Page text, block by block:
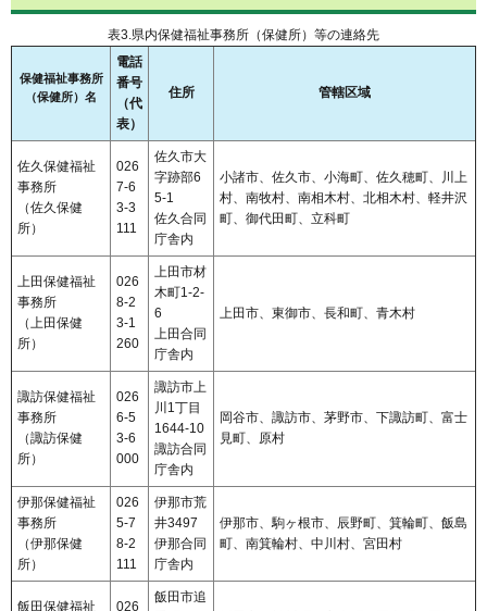
表3.県内保健福祉事務所（保健所）等の連絡先
保健福祉事務所
（保健所）名
電話
番号
（代
表）
住所 管轄区域
佐久保健福祉
事務所
（佐久保健
所）
026
7-6
3-3
111
佐久市大
字跡部6
5-1
佐久合同
庁舎内
小諸市、佐久市、小海町、佐久穂町、川上
村、南牧村、南相木村、北相木村、軽井沢
町、御代田町、立科町
上田保健福祉
事務所
（上田保健
所）
026
8-2
3-1
260
上田市材
木町1-2-
6
上田合同
庁舎内
上田市、東御市、長和町、青木村
諏訪保健福祉
事務所
（諏訪保健
所）
026
6-5
3-6
000
諏訪市上
川1丁目
1644-10
諏訪合同
庁舎内
岡谷市、諏訪市、茅野市、下諏訪町、富士
見町、原村
伊那保健福祉
事務所
（伊那保健
所）
026
5-7
8-2
111
伊那市荒
井3497
伊那合同
庁舎内
伊那市、駒ヶ根市、辰野町、箕輪町、飯島
町、南箕輪村、中川村、宮田村
飯田保健福祉
026
飯田市追